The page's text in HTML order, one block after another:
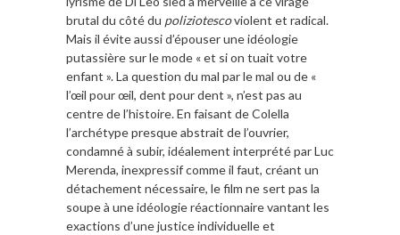
brutal du côté du poliziotescoviolent et radical.
Mais il évite aussi d’épouser une idéologie
putassière sur le mode « et si on tuait votre
enfant ». La question du mal par le mal ou de «
l’œil pour œil, dent pour dent », n’est pas au
centre de l’histoire. En faisant de Colella
l’archétype presque abstrait de l’ouvrier,
condamné à subir, idéalement interprété par Luc
Merenda, inexpressif comme il faut, créant un
détachement nécessaire, le film ne sert pas la
soupe à une idéologie réactionnaire vantant les
exactions d’une justice individuelle et